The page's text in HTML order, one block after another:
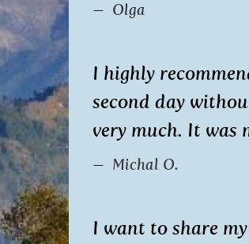
Olga
I highly
second day
very much. It was
Michal O.
I want to share